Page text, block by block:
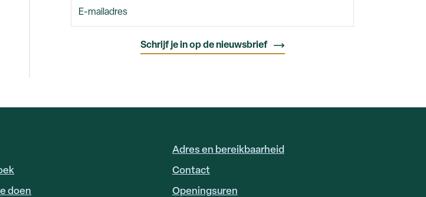
doen
FOOTER
LINKS
Adres en bereikbaarheid
Contact
Openingsuren